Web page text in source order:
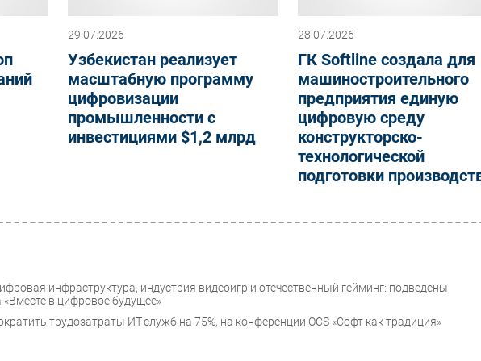
29.07.2026
Узбекистан реализует
масштабную программу
цифровизации
промышленности с
инвестициями $1,2 млрд
28.07.2026
ГК Softline создала для
машиностроительного
предприятия единую
цифровую среду
конструкторско-
технологической
подготовки
инфраструктура, индустрия видеоигр и отечественный гейминг: подведены
в цифровое будущее»
трудозатраты ИТ-служб на 75%, на конференции OCS «Софт как традиция»